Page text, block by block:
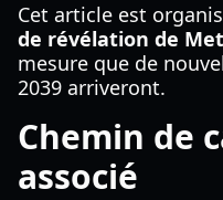
Cet article est
de révélation de
mesure que de
2039 arriveront.
Chemin de
associé